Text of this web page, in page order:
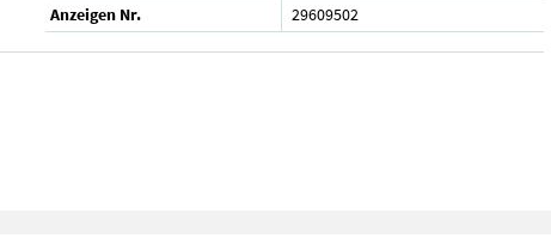
Anzeigen Nr.
29609502